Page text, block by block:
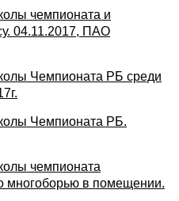
чемпионата и
04.11.2017, ПАО
Чемпионата РБ среди
Чемпионата РБ.
чемпионата
многоборью в помещении.